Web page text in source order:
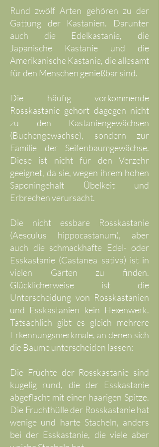
Rund zwölf Arten gehören zu der
Gattung der Kastanien. Darunter
auch die Edelkastanie, die
Japanische Kastanie und die
Amerikanische Kastanie, die allesamt
für den Menschen genießbar sind.
Die häufig vorkommende
Rosskastanie gehört dagegen nicht
zu den Kastaniengewächsen
(Buchengewächse), sondern zur
Familie der Seifenbaumgewächse.
Diese ist nicht für den Verzehr
geeignet, da sie, wegen ihrem hohen
Saponingehalt Übelkeit und
Erbrechen verursacht.
Die nicht essbare Rosskastanie
(Aesculus hippocastanum), aber
auch die schmackhafte Edel- oder
Esskastanie (Castanea sativa) ist in
vielen Gärten zu finden.
Glücklicherweise ist die
Unterscheidung von Rosskastanien
und Esskastanien kein Hexenwerk.
Tatsächlich gibt es gleich mehrere
Erkennungsmerkmale, an denen sich
die Bäume unterscheiden lassen:
Die Früchte der Rosskastanie sind
kugelig rund, die der Esskastanie
abgeflacht mit einer haarigen Spitze.
Die Fruchthülle der Rosskastanie hat
wenige und harte Stacheln, anders
bei der Esskastanie, die viele aber